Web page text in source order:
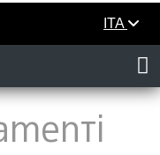
ITA